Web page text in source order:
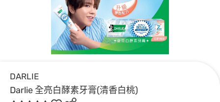
DARLIE
Darlie 全亮白酵素牙膏(清香白桃)